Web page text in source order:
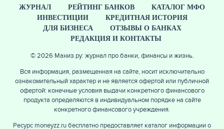
ЖУРНАЛ РЕЙТИНГ БАНКОВ
КАТАЛОГ МФО
ИНВЕСТИЦИИ
КРЕДИТНАЯ ИСТОРИЯ
ДЛЯ БИЗНЕСА
ОТЗЫВЫ О БАНКАХ
РЕДАКЦИЯ И КОНТАКТЫ
© 2026 Маниз.ру: журнал про банки, финансы и жизнь.
Вся информация, размещенная на сайте, носит исключительно
ознакомительный характер и не является офертой или публичной
офертой: конечные условия выдачи конкретного финансового
продукта определяются в индивидуальном порядке на сайте
конкретного финансового учреждения.
Ресурс moneyzz.ru бесплатно предоставляет каталог информации о